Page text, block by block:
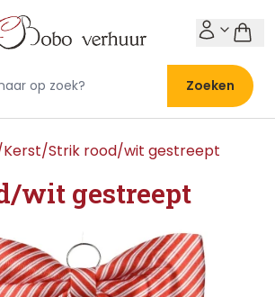
Zoeken
Kerst/Strik rood/wit gestreept
wit gestreept